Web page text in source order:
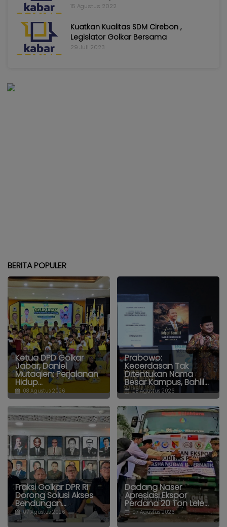
15 Agustus 2022
Kuatkan Kualitas SDM Cirebon ,
Legislator Golkar Bersama
29 Juli 2023
BERITA POPULER
Ketua DPD Golkar
Jabar, Daniel
Mutaqien: Perjalanan
Hidup...
08 Agustus 2026
Prabowo:
Kecerdasan Tak
Ditentukan Nama
Besar Kampus, Bahlil...
08 Agustus 2026
Fraksi Golkar DPR RI
Dorong Solusi Akses
Bendungan...
07 Agustus 2026
Dadang Naser
Apresiasi Ekspor
Perdana 20 Ton Lele...
07 Agustus 2026